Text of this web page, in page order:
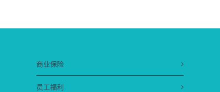
商业保险
员工福利